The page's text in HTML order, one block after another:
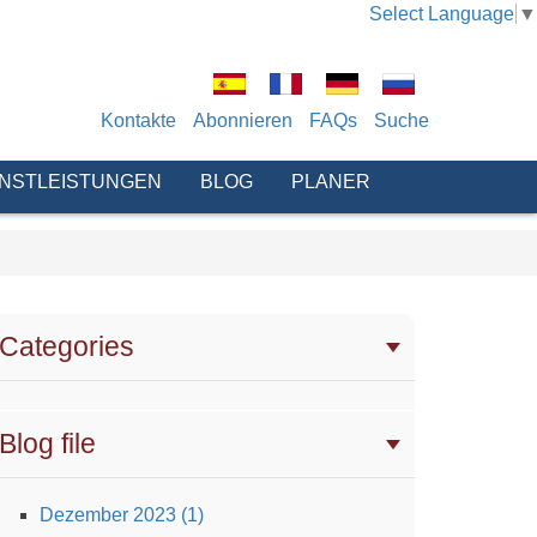
Select Language ▼
Kontakte Abonnieren FAQs Suche
BLOG PLANER
Categories
Blog file
Dezember 2023 (1)